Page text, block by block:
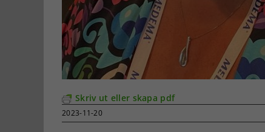
Skriv ut eller skapa pdf
2023-11-20